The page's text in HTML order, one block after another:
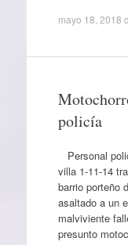
mayo 18, 2018
policía
Personal
villa 1-11-14
barrio porteño
asaltado a un
malviviente
presunto